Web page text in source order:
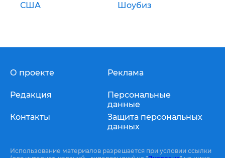
США Шоубиз
О проекте
Редакция
Контакты
Реклама
Персональные
данные
Защита персональных
данных
Использование материалов разрешается при условии ссылки